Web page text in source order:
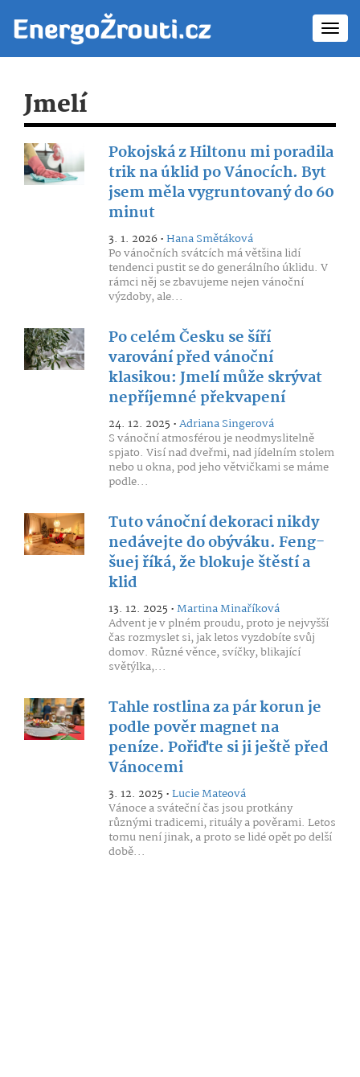
Jmelí
Pokojská z Hiltonu mi poradila
trik na úklid po Vánocích. Byt
jsem měla vygruntovaný do 60
minut
3. 1. 2026 •Hana Smětáková
Po vánočních svátcích má většina lidí
tendenci pustit se do generálního úklidu. V
rámci něj se zbavujeme nejen vánoční
výzdoby, ale...
Po celém Česku se šíří
varování před vánoční
klasikou: Jmelí může skrývat
nepříjemné překvapení
24. 12. 2025 •Adriana Singerová
S vánoční atmosférou je neodmyslitelně
spjato. Visí nad dveřmi, nad jídelním stolem
nebo u okna, pod jeho větvičkami se máme
podle...
Tuto vánoční dekoraci nikdy
nedávejte do obýváku. Feng-
šuej říká, že blokuje štěstí a
klid
13. 12. 2025 •Martina Minaříková
Advent je v plném proudu, proto je nejvyšší
čas rozmyslet si, jak letos vyzdobíte svůj
domov. Různé věnce, svíčky, blikající
světýlka,...
Tahle rostlina za pár korun je
podle pověr magnet na
peníze. Pořiďte si ji ještě před
Vánocemi
3. 12. 2025 •Lucie Mateová
Vánoce a sváteční čas jsou protkány
různými tradicemi, rituály a pověrami. Letos
tomu není jinak, a proto se lidé opět po delší
době...